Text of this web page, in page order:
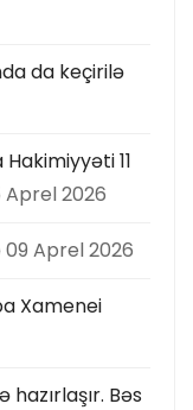
da keçirilə
11
Aprel 2026
09 Aprel 2026
Xamenei
Bəs